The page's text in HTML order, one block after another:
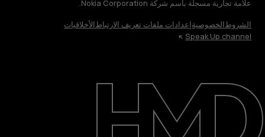
حول
الدعم
علامة تجارية مسجلة باسم شركة Nokia Corporation.
الشروطالخصوصيةإعدادات ملفات تعريف الارتباطالأخلاقيات
Speak Up channel